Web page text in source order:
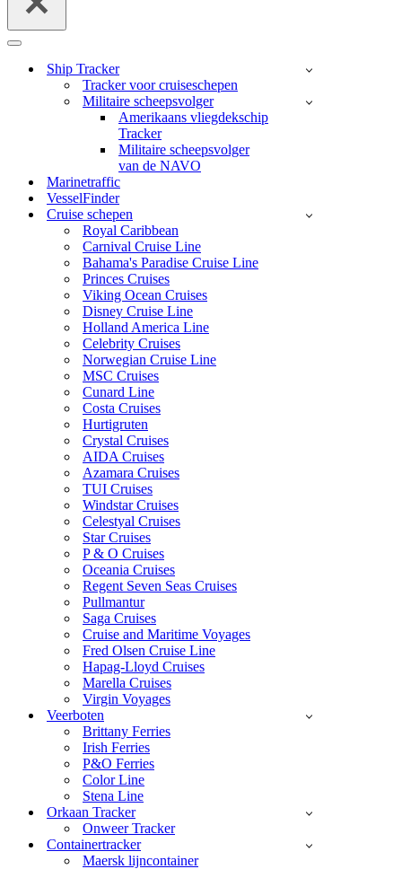
Navigatie
Ship Tracker
Tracker voor cruiseschepen
Militaire scheepsvolger
Amerikaans vliegdekschip
Tracker
Militaire scheepsvolger
van de NAVO
Marinetraffic
VesselFinder
Cruise schepen
Royal Caribbean
Carnival Cruise Line
Bahama's Paradise Cruise Line
Princes Cruises
Viking Ocean Cruises
Disney Cruise Line
Holland America Line
Celebrity Cruises
Norwegian Cruise Line
MSC Cruises
Cunard Line
Costa Cruises
Hurtigruten
Crystal Cruises
AIDA Cruises
Azamara Cruises
TUI Cruises
Windstar Cruises
Celestyal Cruises
Star Cruises
P & O Cruises
Oceania Cruises
Regent Seven Seas Cruises
Pullmantur
Saga Cruises
Cruise and Maritime Voyages
Fred Olsen Cruise Line
Hapag-Lloyd Cruises
Marella Cruises
Virgin Voyages
Veerboten
Brittany Ferries
Irish Ferries
P&O Ferries
Color Line
Stena Line
Orkaan Tracker
Onweer Tracker
Containertracker
Maersk lijncontainer